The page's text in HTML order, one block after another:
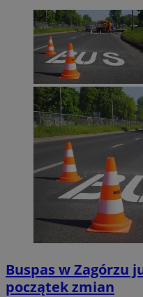
Buspas w Zagórzu
początek zmian